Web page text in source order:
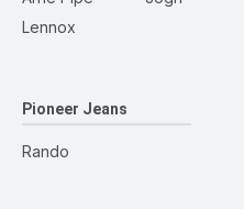
Lennox
Pioneer Jeans
Rando